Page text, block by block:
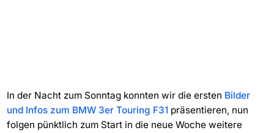
In der Nacht zum Sonntag konnten wir die ersten Bilder
und Infos zum BMW 3er Touring F31präsentieren, nun
folgen pünktlich zum Start in die neue Woche weitere